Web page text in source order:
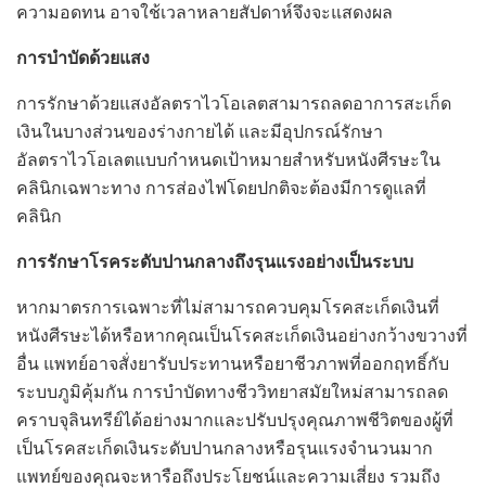
ความอดทน อาจใช้เวลาหลายสัปดาห์จึงจะแสดงผล
การบำบัดด้วยแสง
การรักษาด้วยแสงอัลตราไวโอเลตสามารถลดอาการสะเก็ด
เงินในบางส่วนของร่างกายได้ และมีอุปกรณ์รักษา
อัลตราไวโอเลตแบบกำหนดเป้าหมายสำหรับหนังศีรษะใน
คลินิกเฉพาะทาง การส่องไฟโดยปกติจะต้องมีการดูแลที่
คลินิก
การรักษาโรคระดับปานกลางถึงรุนแรงอย่างเป็นระบบ
หากมาตรการเฉพาะที่ไม่สามารถควบคุมโรคสะเก็ดเงินที่
หนังศีรษะได้หรือหากคุณเป็นโรคสะเก็ดเงินอย่างกว้างขวางที่
อื่น แพทย์อาจสั่งยารับประทานหรือยาชีวภาพที่ออกฤทธิ์กับ
ระบบภูมิคุ้มกัน การบำบัดทางชีววิทยาสมัยใหม่สามารถลด
คราบจุลินทรีย์ได้อย่างมากและปรับปรุงคุณภาพชีวิตของผู้ที่
เป็นโรคสะเก็ดเงินระดับปานกลางหรือรุนแรงจำนวนมาก
แพทย์ของคุณจะหารือถึงประโยชน์และความเสี่ยง รวมถึง